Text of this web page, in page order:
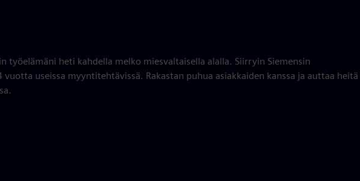
työelämäni heti kahdella melko miesvaltaisella alalla. Siirryin Siemensin
useissa myyntitehtävissä. Rakastan puhua asiakkaiden kanssa ja auttaa heitä